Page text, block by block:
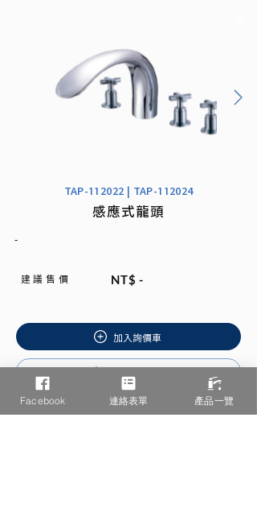
TAP-112022 | TAP-112024
感應式龍頭
-
建 議 售 價 NT$ -
加入詢價車
安裝說明書
Facebook 連絡表單 產品一覽